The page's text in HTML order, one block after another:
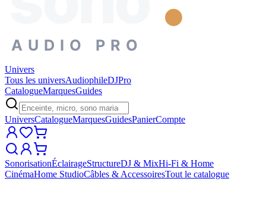
AUDIO PRO
Univers
Tous les universAudiophileDJPro
CatalogueMarquesGuides
UniversCatalogueMarquesGuidesPanierCompte
SonorisationÉclairageStructureDJ & MixHi-Fi & Home
CinémaHome StudioCâbles & AccessoiresTout le catalogue